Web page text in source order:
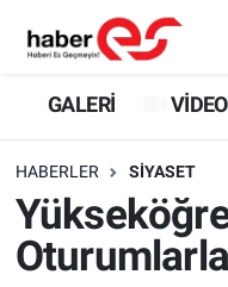
GALERİ VİDEO
HABERLER SİYASET
GALERİ
YAZARLAR
GÜNDEM
Eskişehir
Eskişehir Trafik
Süper Lig Puan